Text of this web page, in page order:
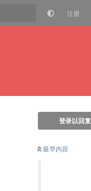
注册
登录以回复
最早内容